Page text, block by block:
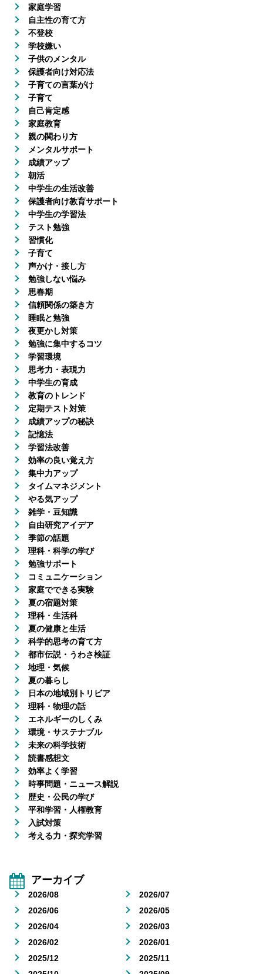
家庭学習
自主性の育て方
不登校
学校嫌い
子供のメンタル
保護者向け対応法
子育ての言葉がけ
子育て
自己肯定感
家庭教育
親の関わり方
メンタルサポート
成績アップ
朝活
中学生の生活改善
保護者向け教育サポート
中学生の学習法
テスト勉強
習慣化
子育て
声かけ・接し方
勉強しない悩み
思春期
信頼関係の築き方
睡眠と勉強
夜更かし対策
勉強に集中するコツ
学習環境
思考力・表現力
中学生の育成
教育のトレンド
定期テスト対策
成績アップの秘訣
記憶法
学習法改善
効率の良い覚え方
集中力アップ
タイムマネジメント
やる気アップ
雑学・豆知識
自由研究アイデア
季節の話題
理科・科学の学び
勉強サポート
コミュニケーション
家庭でできる実験
夏の宿題対策
理科・生活科
夏の健康と生活
科学的思考の育て方
都市伝説・うわさ検証
地理・気候
夏の暮らし
日本の地域別トリビア
理科・物理の話
エネルギーのしくみ
環境・サステナブル
未来の科学技術
読書感想文
効率よく学習
時事問題・ニュース解説
歴史・公民の学び
平和学習・人権教育
入試対策
考える力・探究学習
アーカイブ
2026/08
2026/07
2026/06
2026/05
2026/04
2026/03
2026/02
2026/01
2025/12
2025/11